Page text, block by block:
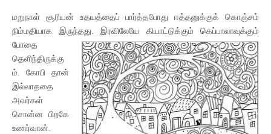
மறுநாள் சூரியன் உதயத்தைப் பார்த்தபோது ஈத்தனுக்குக் கொஞ்சம்
நிம்மதியாக இருந்தது.
இரவிலேயே கியாட்டுக்கும் கெப்பாலாவுக்கும்
போதை
தெளிந்திருக்கு
ம். கோபி தான்
இல்லாததை
அவர்கள்
சொன்ன பிறகே
உணர்வான்.